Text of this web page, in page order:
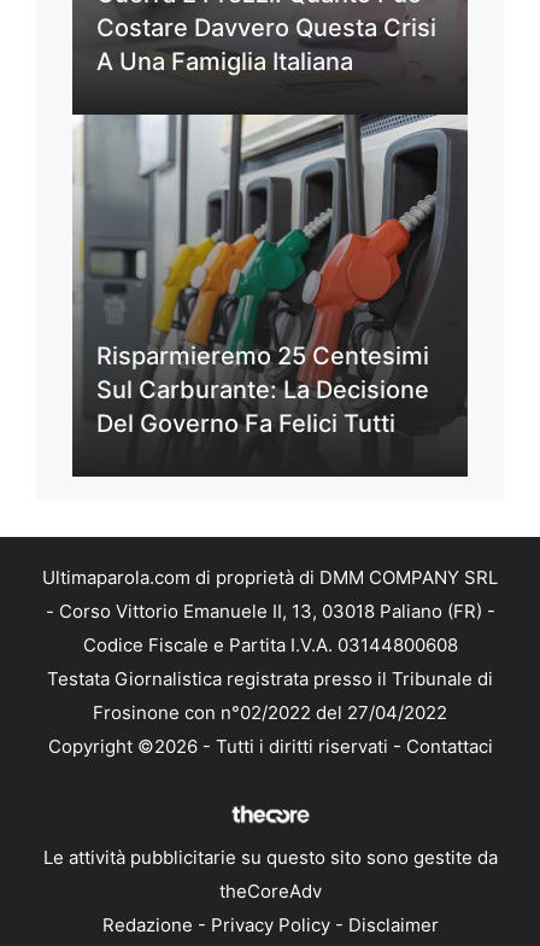
Costare Davvero Questa Crisi
A Una Famiglia Italiana
Risparmieremo 25 Centesimi
Sul Carburante: La Decisione
Del Governo Fa Felici Tutti
Ultimaparola.com di proprietà di DMM COMPANY SRL
- Corso Vittorio Emanuele II, 13, 03018 Paliano (FR) -
Codice Fiscale e Partita I.V.A. 03144800608
Testata Giornalistica registrata presso il Tribunale di
Frosinone con n°02/2022 del 27/04/2022
Copyright ©2026 - Tutti i diritti riservati - Contattaci
Le attività pubblicitarie su questo sito sono gestite da
theCoreAdv
Redazione - Privacy Policy- Disclaimer